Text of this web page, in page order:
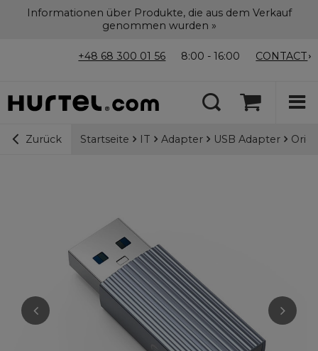
Informationen über Produkte, die aus dem Verkauf
genommen wurden »
+48 68 300 01 56 8:00 - 16:00 CONTACT
Zurück Startseite IT Adapter USB Adapter